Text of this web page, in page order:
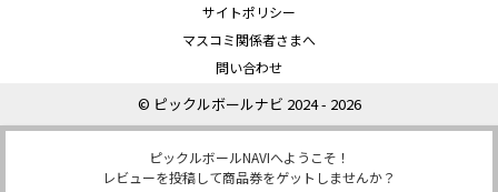
サイトポリシー
マスコミ関係者さまへ
問い合わせ
© ピックルボールナビ 2024 - 2026
ピックルボールNAVIへようこそ！
レビューを投稿して商品券をゲットしませんか？